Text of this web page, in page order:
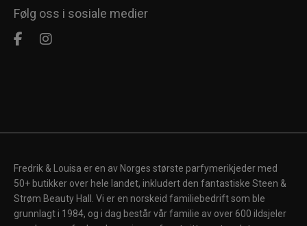
Følg oss i sosiale medier
Fredrik & Louisa er en av Norges største parfymerikjeder med
50+ butikker over hele landet, inkludert den fantastiske Steen &
Strøm Beauty Hall. Vi er en norskeid familiebedrift som ble
grunnlagt i 1984, og i dag består vår familie av over 600 ildsjeler